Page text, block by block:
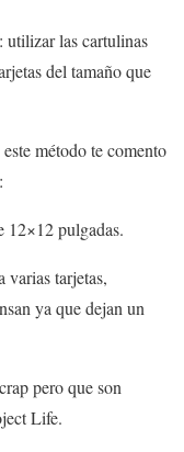
utilizar las cartulinas
del tamaño que
método te comento
12×12 pulgadas.
varias tarjetas,
ya que dejan un
pero que son
Life.